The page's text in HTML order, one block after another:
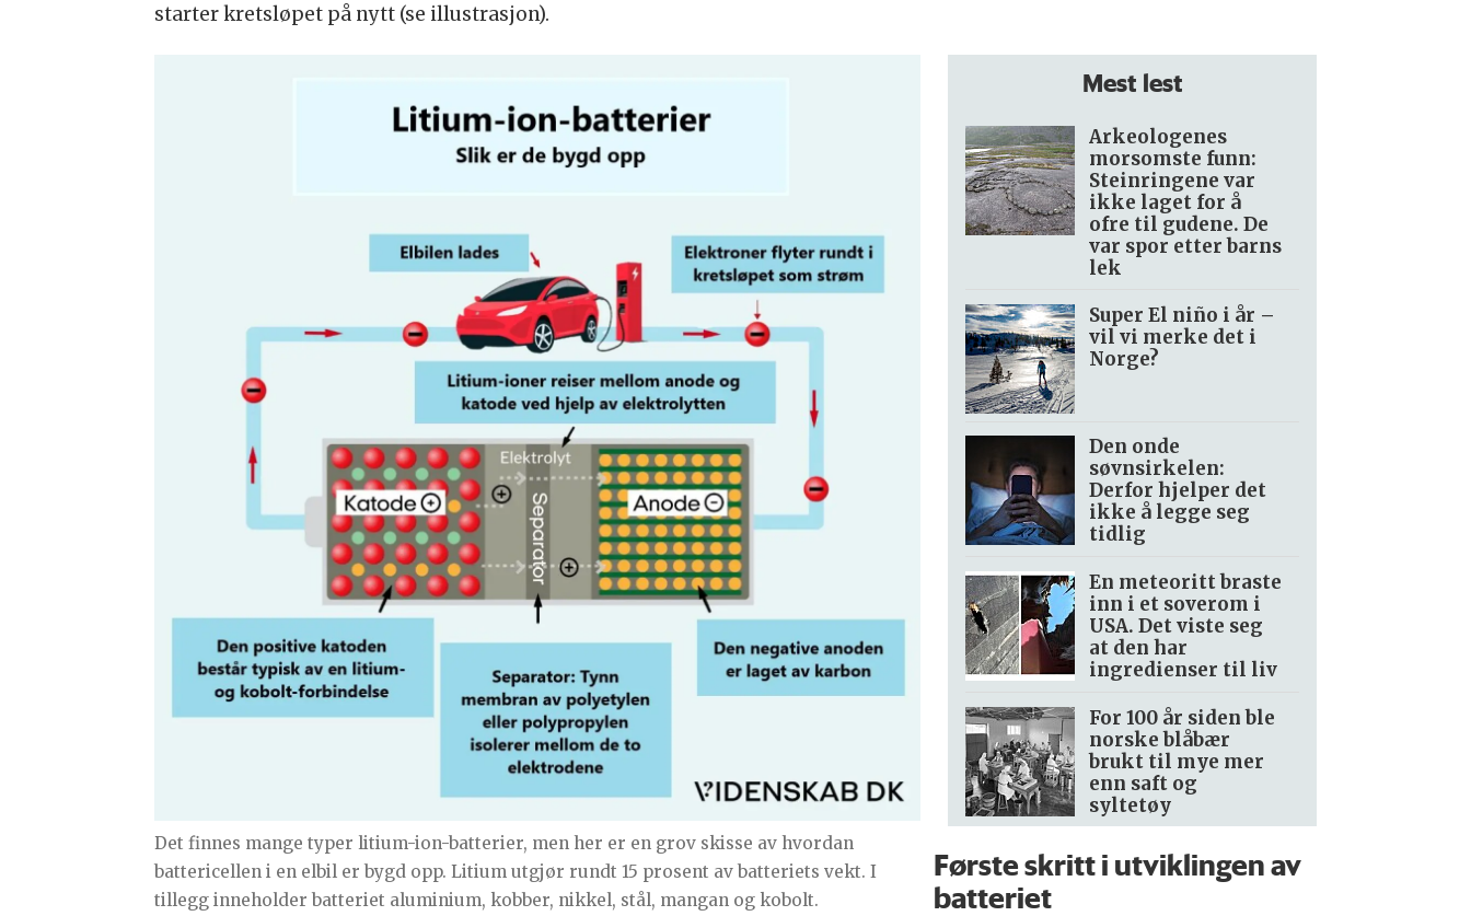
starter kretsløpet på nytt (se illustrasjon).
Det finnes mange typer litium-ion-batterier, men her er en grov skisse av hvordan
battericellen i en elbil er bygd opp. Litium utgjør rundt 15 prosent av batteriets vekt. I
tillegg inneholder batteriet aluminium, kobber, nikkel, stål, mangan og kobolt.
Mest lest
Arkeologenes
morsomste funn:
Steinringene var
ikke laget for å
ofre til gudene. De
var spor etter barns
lek
Super El niño i år –
vil vi merke det i
Norge?
Den onde
søvnsirkelen:
Derfor hjelper det
ikke å legge seg
tidlig
En meteoritt braste
inn i et soverom i
USA. Det viste seg
at den har
ingredienser til liv
For 100 år siden ble
norske blåbær
brukt til mye mer
enn saft og
syltetøy
Første skritt i utviklingen av
batteriet